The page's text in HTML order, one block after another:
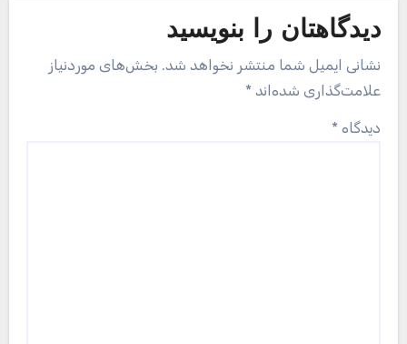
دیدگاهتان را بنویسید
نشانی ایمیل شما منتشر نخواهد شد. بخش‌های موردنیاز
علامت‌گذاری شده‌اند *
دیدگاه *